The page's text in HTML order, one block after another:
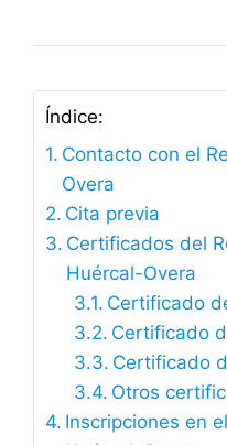
Índice:
Contacto con el
Overa
Cita previa
Certificados del
Huércal-Overa
Certificado
Certificado
Certificado
Otros
Inscripciones en